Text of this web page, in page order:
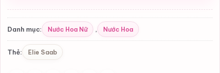
Danh mục: Nước Hoa Nữ , Nước Hoa
Thẻ: Elie Saab